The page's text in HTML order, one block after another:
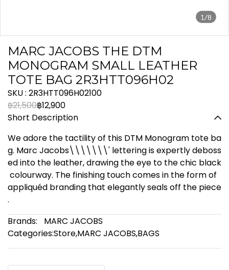
1/8
MARC JACOBS THE DTM
MONOGRAM SMALL LEATHER
TOTE BAG 2R3HTT096H02
SKU : 2R3HTT096H02100
฿21,500฿12,900
Short Description
We adore the tactility of this DTM Monogram tote ba
g. Marc Jacobs\\\\\\\' lettering is expertly deboss
ed into the leather, drawing the eye to the chic black
colourway. The finishing touch comes in the form of
appliquéd branding that elegantly seals off the piece
.
Brands:
MARC JACOBS
Categories:Store,MARC JACOBS,BAGS